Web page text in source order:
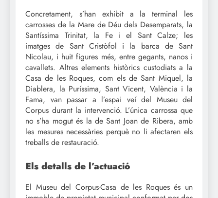
Concretament, s’han exhibit a la terminal les
carrosses de la Mare de Déu dels Desemparats, la
Santíssima Trinitat, la Fe i el Sant Calze; les
imatges de Sant Cristòfol i la barca de Sant
Nicolau, i huit figures més, entre gegants, nanos i
cavallets. Altres elements històrics custodiats a la
Casa de les Roques, com els de Sant Miquel, la
Diablera, la Puríssima, Sant Vicent, València i la
Fama, van passar a l’espai veí del Museu del
Corpus durant la intervenció. L’única carrossa que
no s’ha mogut és la de Sant Joan de Ribera, amb
les mesures necessàries perquè no li afectaren els
treballs de restauració.
Els detalls de l’actuació
El Museu del Corpus-Casa de les Roques és un